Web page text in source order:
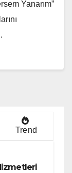
Yanarım”
Trend